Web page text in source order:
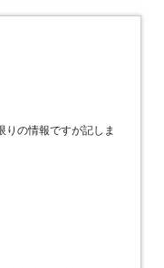
りの情報ですが記しま